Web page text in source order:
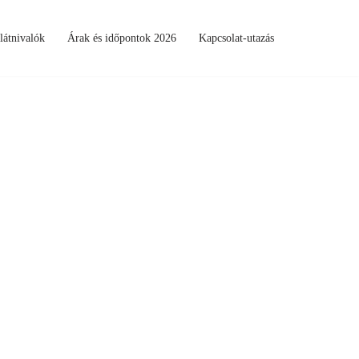
Árak és időpontok 2026 Kapcsolat-utazás